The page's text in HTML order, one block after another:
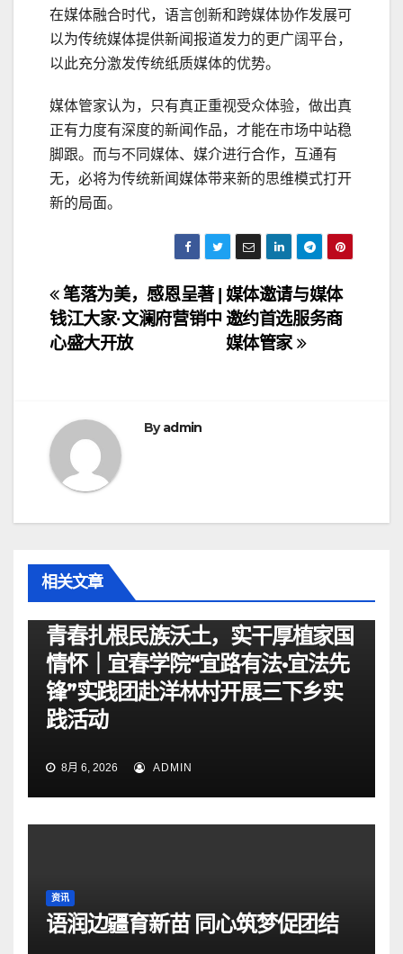
在媒体融合时代，语言创新和跨媒体协作发展可
以为传统媒体提供新闻报道发力的更广阔平台，
以此充分激发传统纸质媒体的优势。
媒体管家认为，只有真正重视受众体验，做出真
正有力度有深度的新闻作品，才能在市场中站稳
脚跟。而与不同媒体、媒介进行合作，互通有
无，必将为传统新闻媒体带来新的思维模式打开
新的局面。
文
章
航
媒体邀请与媒体
邀约首选服务商
媒体管家
笔落为美，感恩呈著 |
钱江大家·文澜府营销中
心盛大开放
Byadmin
相关文章
青春扎根民族沃土，实干厚植家国
情怀｜宜春学院“宜路有法•宜法先
锋”实践团赴洋林村开展三下乡实
践活动
8月 6, 2026 ADMIN
资讯
语润边疆育新苗 同心筑梦促团结